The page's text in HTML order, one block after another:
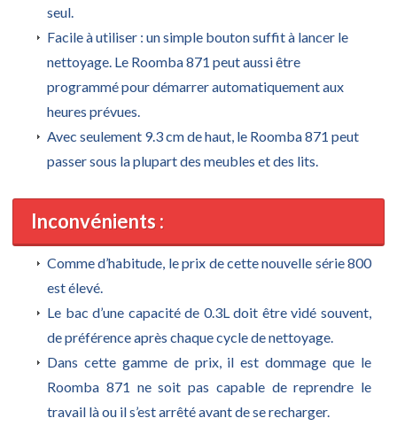
seul.
Facile à utiliser : un simple bouton suffit à lancer le
nettoyage. Le Roomba 871 peut aussi être
programmé pour démarrer automatiquement aux
heures prévues.
Avec seulement 9.3 cm de haut, le Roomba 871 peut
passer sous la plupart des meubles et des lits.
Inconvénients :
Comme d’habitude, le prix de cette nouvelle série 800
est élevé.
Le bac d’une capacité de 0.3L doit être vidé souvent,
de préférence après chaque cycle de nettoyage.
Dans cette gamme de prix, il est dommage que le
Roomba 871 ne soit pas capable de reprendre le
travail là ou il s’est arrêté avant de se recharger.